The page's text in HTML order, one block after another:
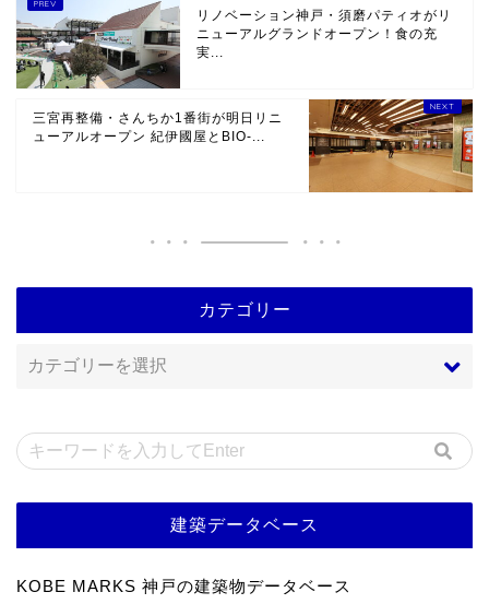
リノベーション神戸・須磨パティオがリ
ニューアルグランドオープン！食の充
実...
三宮再整備・さんちか1番街が明日リニ
ューアルオープン 紀伊國屋とBIO-...
カテゴリー
建築データベース
KOBE MARKS 神戸の建築物データベース